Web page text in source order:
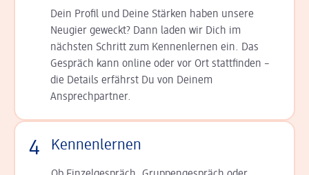
Dein Profil und Deine Stär­ken haben unsere
Neugier geweckt? Dann laden wir Dich im
nächsten Schritt zum Kennen­lernen ein. Das
Gespräch kann online oder vor Ort statt­finden –
die Details er­fährst Du von Deinem
Ansprechpartner.
4 Kennenlernen